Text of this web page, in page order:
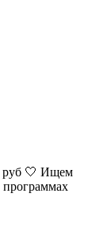
руб 🤍 Ищем
программах